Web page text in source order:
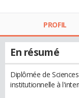
PROFIL
En résumé
Diplômée de
institutionnelle à